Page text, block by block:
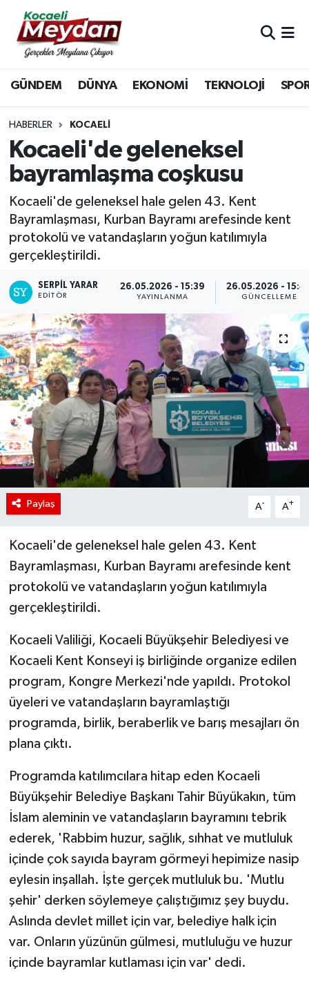
GÜNDEM DÜNYA EKONOMİ TEKNOLOJİ
HABERLER KOCAELI
Kocaeli'de geleneksel
bayramlaşma coşkusu
Kocaeli'de geleneksel hale gelen 43. Kent
Bayramlaşması, Kurban Bayramı arefesinde kent
protokolü ve vatandaşların yoğun katılımıyla
gerçekleştirildi.
SERPİL YARAR
EDITÖR
26.05.2026 - 15:39
YAYINLANMA
26.05.2026 -
GÜNCELLEME
Paylaş A- A+
Kocaeli'de geleneksel hale gelen 43. Kent
Bayramlaşması, Kurban Bayramı arefesinde kent
protokolü ve vatandaşların yoğun katılımıyla
gerçekleştirildi.
Kocaeli Valiliği, Kocaeli Büyükşehir Belediyesi ve
Kocaeli Kent Konseyi iş birliğinde organize edilen
program, Kongre Merkezi'nde yapıldı. Protokol
üyeleri ve vatandaşların bayramlaştığı
programda, birlik, beraberlik ve barış mesajları ön
plana çıktı.
Programda katılımcılara hitap eden Kocaeli
Büyükşehir Belediye Başkanı Tahir Büyükakın, tüm
İslam aleminin ve vatandaşların bayramını tebrik
ederek, 'Rabbim huzur, sağlık, sıhhat ve mutluluk
içinde çok sayıda bayram görmeyi hepimize nasip
eylesin inşallah. İşte gerçek mutluluk bu. 'Mutlu
şehir' derken söylemeye çalıştığımız şey buydu.
Aslında devlet millet için var, belediye halk için
var. Onların yüzünün gülmesi, mutluluğu ve huzur
içinde bayramlar kutlaması için var' dedi.
Nöbetçi Eczaneler
Hava Durumu
Trafik Durumu
Süper Lig Puan Durumu ve Fikstür
Son Dakika Haberleri
Haber Arşivi